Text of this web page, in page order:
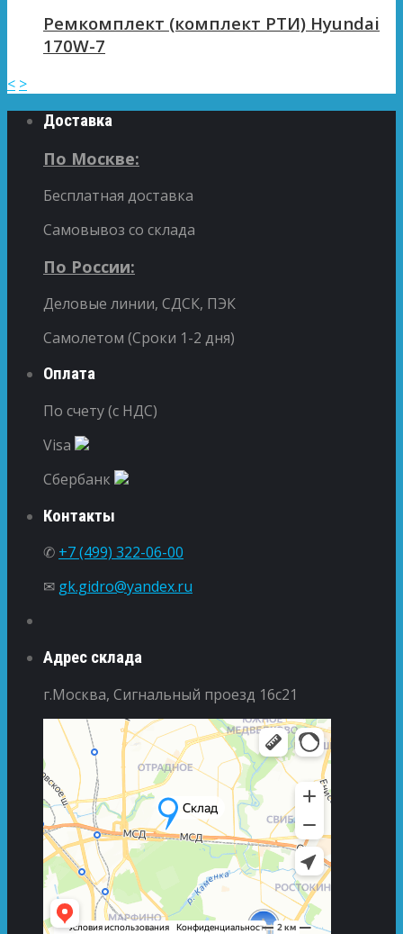
Ремкомплект (комплект РТИ) Hyundai
170W-7
< >
Доставка
По Москве:
Бесплатная доставка
Самовывоз со склада
По России:
Деловые линии, СДСК, ПЭК
Самолетом (Сроки 1-2 дня)
Оплата
По счету (с НДС)
Visa
Сбербанк
Контакты
✆ +7 (499) 322-06-00
✉ gk.gidro@yandex.ru
Адрес склада
г.Москва, Сигнальный проезд 16с21